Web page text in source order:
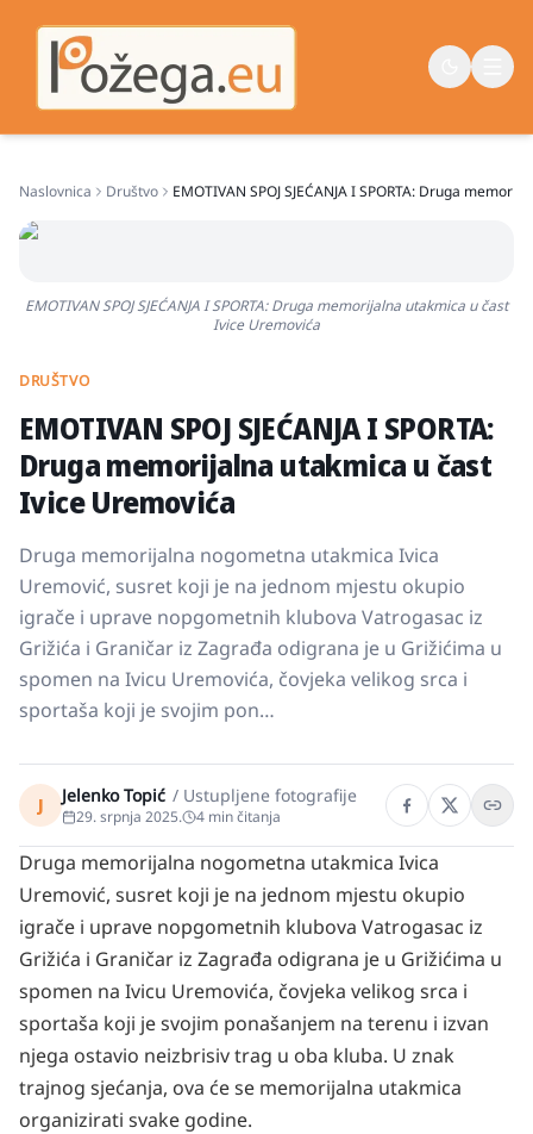
Život
Županija
Naslovnica Društvo EMOTIVAN SPOJ SJEĆANJA I SPORTA: Druga
EMOTIVAN SPOJ SJEĆANJA I SPORTA: Druga memorijalna utakmica u čast
Ivice Uremovića
DRUŠTVO
EMOTIVAN SPOJ SJEĆANJA I SPORTA:
Druga memorijalna utakmica u čast
Ivice Uremovića
Druga memorijalna nogometna utakmica Ivica
Uremović, susret koji je na jednom mjestu okupio
igrače i uprave nopgometnih klubova Vatrogasac iz
Grižića i Graničar iz Zagrađa odigrana je u Grižićima u
spomen na Ivicu Uremovića, čovjeka velikog srca i
sportaša koji je svojim pon…
J Jelenko Topić / Ustupljene fotografije
29. srpnja 2025. 4 min čitanja
Druga memorijalna nogometna utakmica Ivica
Uremović, susret koji je na jednom mjestu okupio
igrače i uprave nopgometnih klubova Vatrogasac iz
Grižića i Graničar iz Zagrađa odigrana je u Grižićima u
spomen na Ivicu Uremovića, čovjeka velikog srca i
sportaša koji je svojim ponašanjem na terenu i izvan
njega ostavio neizbrisiv trag u oba kluba. U znak
trajnog sjećanja, ova će se memorijalna utakmica
organizirati svake godine.